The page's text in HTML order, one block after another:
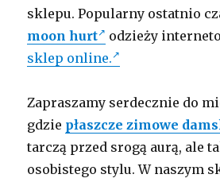
sklepu. Popularny ostatnio
moon hurt
odzieży
sklep online.
Zapraszamy serdecznie do
gdzie płaszcze zimowe
tarczą przed srogą aurą, ale
osobistego stylu. W naszym